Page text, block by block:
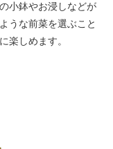
小鉢やお浸しなどが
うな前菜を選ぶこと
楽しめます。